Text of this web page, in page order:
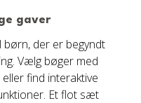
gaver
børn, der er begyndt
Vælg bøger med
find interaktive
Et flot sæt